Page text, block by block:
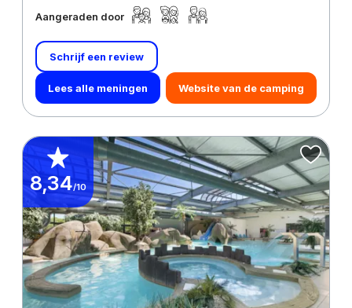
Aangeraden door
Schrijf een review
Lees alle meningen Website van de camping
8,34/10